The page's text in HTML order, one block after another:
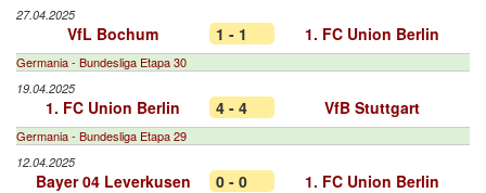
27.04.2025
VfL Bochum 1 - 1 1. FC Union Berlin
Germania - Bundesliga Etapa 30
19.04.2025
1. FC Union Berlin 4 - 4 VfB Stuttgart
Germania - Bundesliga Etapa 29
12.04.2025
Bayer 04 Leverkusen 0 - 0 1. FC Union Berlin